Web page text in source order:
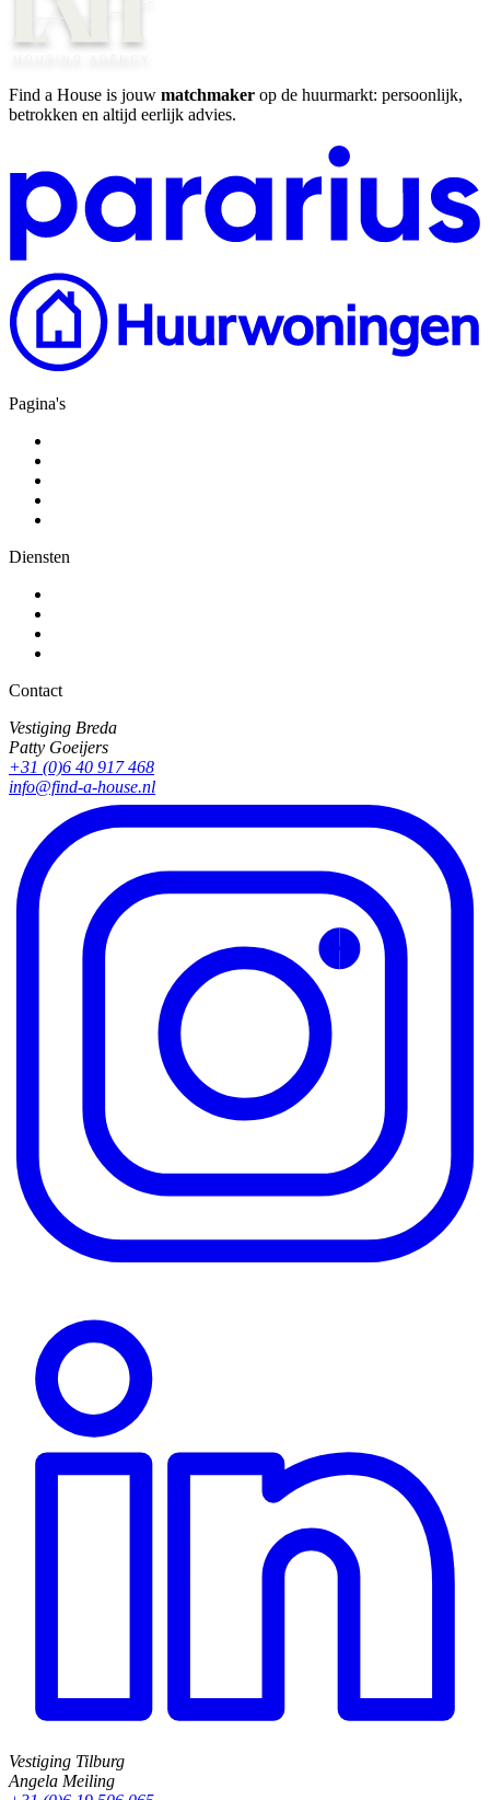
Find a House is jouw matchmaker op de huurmarkt: persoonlijk,
betrokken en altijd eerlijk advies.
Pagina's
Diensten
Contact
Vestiging Breda
Patty Goeijers
+31 (0)6 40 917 468
info@find-a-house.nl
Vestiging Tilburg
Angela Meiling